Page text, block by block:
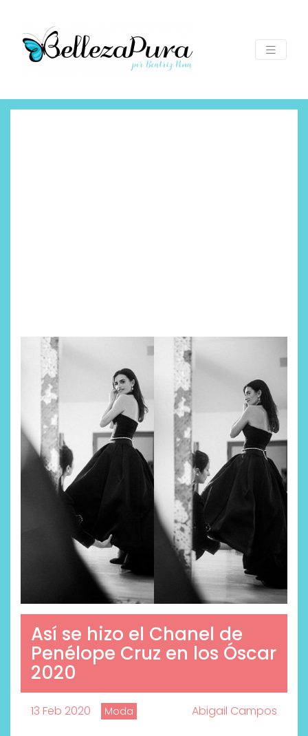
Así se hizo el Chanel de
Penélope Cruz en los Óscar
2020
13 Feb 2020 Moda Abigail Campos